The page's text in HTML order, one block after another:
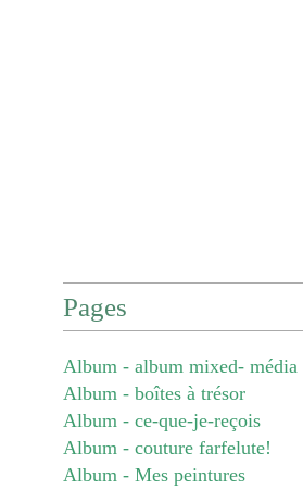
Pages
Album - album mixed- média
Album - boîtes à trésor
Album - ce-que-je-reçois
Album - couture farfelute!
Album - Mes peintures